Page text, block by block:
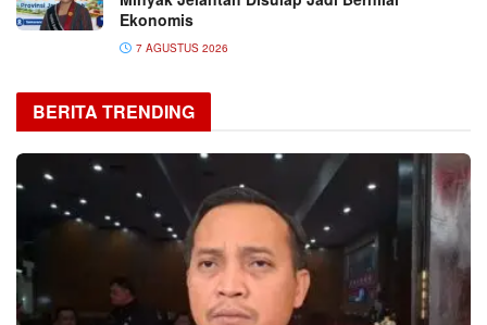
Ekonomis
7 AGUSTUS 2026
BERITA TRENDING